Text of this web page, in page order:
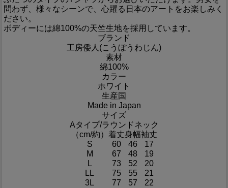
問わず、様々なシーンで、心躍る日本のアートをお楽しみく
ださい。
ボディーには綿100%の天竺生地を採用しています。
ブランド
工房倭人(こうぼうわじん)
素材
綿100%
カラー
ホワイト
生産国
Made in Japan
サイズ
Aタイプ/ラウンドネック
（cm/約） 着丈身幅袖丈
S
60 46
17
M
67 48
19
L
73 52
20
LL
75 55
21
3L
77 57 22